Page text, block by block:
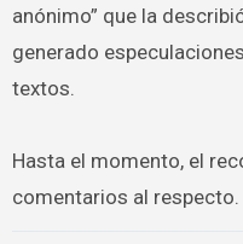
anónimo” que la
generado
textos.
Hasta el momento, el
comentarios al respecto.